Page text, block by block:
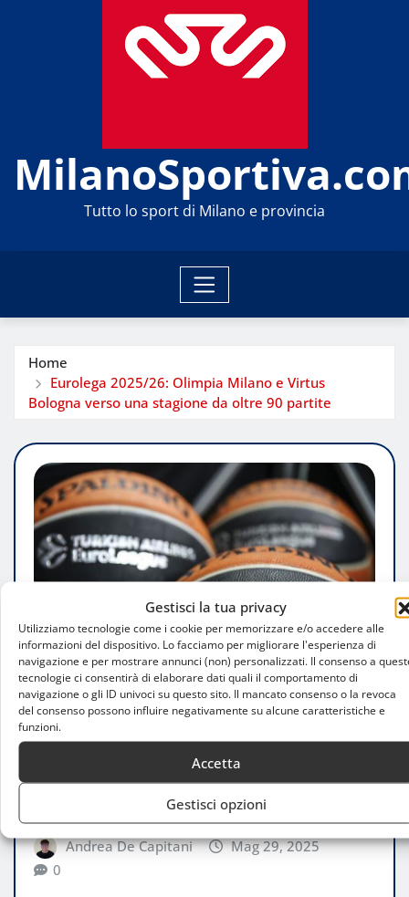
Gestisci la tua privacy
Utilizziamo tecnologie come i cookie per memorizzare e/o accedere alle
informazioni del dispositivo. Lo facciamo per migliorare l'esperienza di
navigazione e per mostrare annunci (non) personalizzati. Il consenso a
tecnologie ci consentirà di elaborare dati quali il comportamento di
navigazione o gli ID univoci su questo sito. Il mancato consenso o la revoca
del consenso possono influire negativamente su alcune caratteristiche e
funzioni.
Accetta
Gestisci opzioni
Tutto lo sport di Milano e provincia
Home
Eurolega 2025/26: Olimpia Milano e Virtus
Bologna verso una stagione da oltre 90 partite
ATTUALITÀ
Eurolega 2025/26: Olimpia Milano e
Virtus Bologna verso una stagione da
Andrea De Capitani
Mag 29, 2025
0